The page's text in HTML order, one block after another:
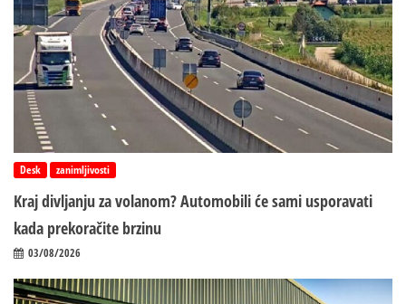
Desk zanimljivosti
Kraj divljanju za volanom? Automobili će sami usporavati
kada prekoračite brzinu
03/08/2026